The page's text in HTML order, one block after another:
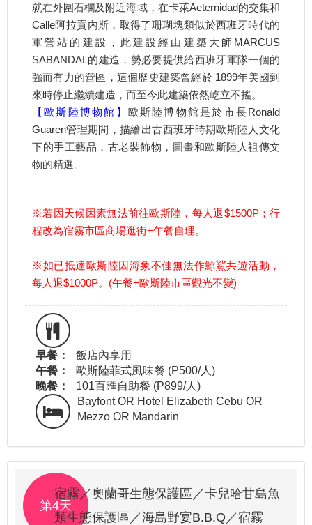
就在外圍石欄及附近海域，在卡萊Aeternidad的交集和
Calle阿拉貢內斯，取得了珊瑚塊類似於西班牙時代的
軍營站的建設，此建設經由建築大師MARCUS
SABANDAL的建造，勢必要提供給西班牙軍隊一個的
強而有力的營區，這個歷史建築曾經於 1899年美國到
來時停止繼續建造，而至今此建築依然屹立不搖。
【歐斯陸博物館】 歐斯陸博物館是於市長Ronald
Guaren管理期間，描繪出古西班牙時期歐斯陸人文化
下的手工藝品，古老裝飾物，圖畫和歐斯陸人祖傳文
物的精選。
※若因天候因素無法前往歐斯陸，每人退$1500P；行
程改為宿霧市區商場逛街+午餐自理。
※如已抵達歐斯陸因海象不佳無法作鯨鯊共遊活動，
每人退$1000P。(午餐+歐斯陸市區觀光不變)
早餐：
飯店內享用
午餐：
歐斯陸菲式風味餐 (P500/人)
晚餐：
101百匯自助餐 (P899/人)
Bayfont OR Hotel Elizabeth Cebu OR
Mezzo OR Mandarin
第4天
宿霧／奧蘭哥生態保護區／卡兒哈甘島魚
類生態保護區／海島野宴B.B.Q／宿霧